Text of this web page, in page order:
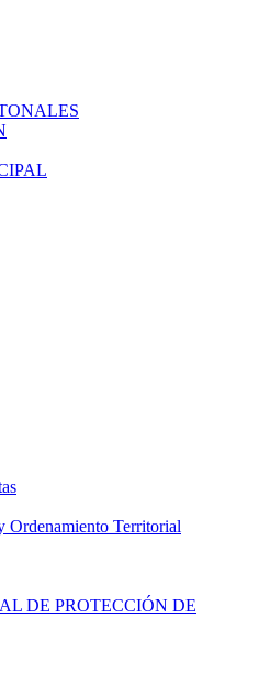
Ordenamiento Territorial
DE PROTECCIÓN DE